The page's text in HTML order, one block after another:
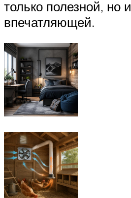
только полезной, но и
впечатляющей.